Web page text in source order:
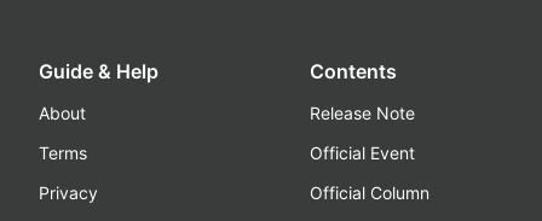
Guide & Help
About
Terms
Privacy
Contents
Release Note
Official Event
Official Column